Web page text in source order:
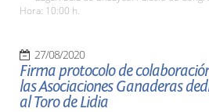
Hora: 10:00 h.
27/08/2020
Firma protocolo de
las Asociaciones Ganaderas
al Toro de Lidia